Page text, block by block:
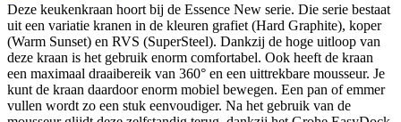
Deze keukenkraan hoort bij de Essence New serie. Die serie bestaat
uit een variatie kranen in de kleuren grafiet (Hard Graphite), koper
(Warm Sunset) en RVS (SuperSteel). Dankzij de hoge uitloop van
deze kraan is het gebruik enorm comfortabel. Ook heeft de kraan
een maximaal draaibereik van 360° en een uittrekbare mousseur. Je
kunt de kraan daardoor enorm mobiel bewegen. Een pan of emmer
vullen wordt zo een stuk eenvoudiger. Na het gebruik van de